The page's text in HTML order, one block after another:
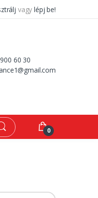
vagy lépj be!
60 30
0